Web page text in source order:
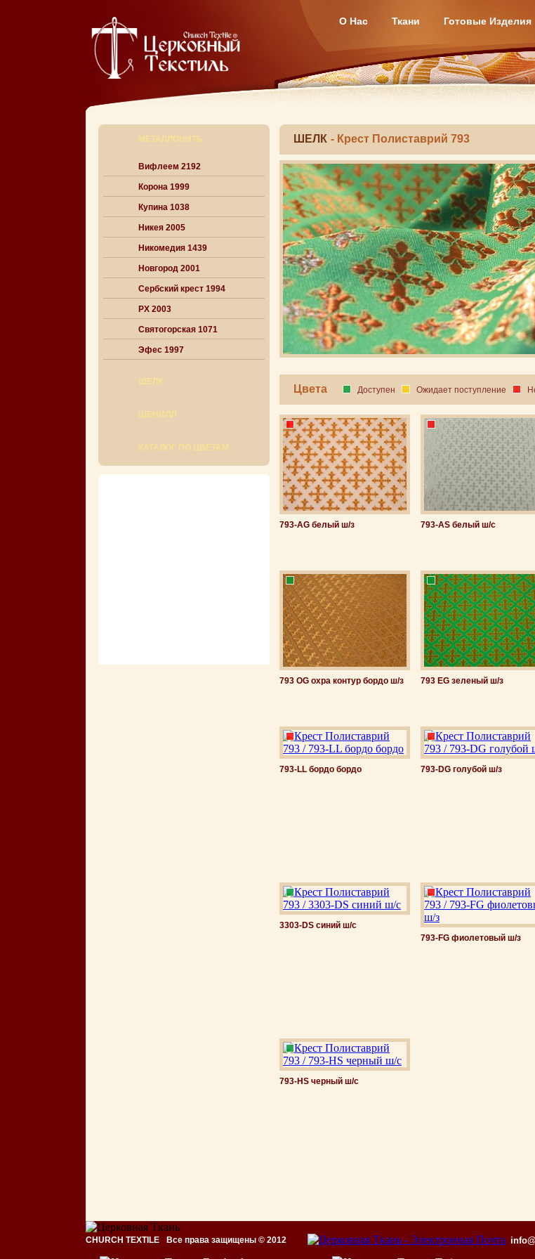
О Нас Ткани Готовые Изделия
МЕТАЛЛОНИТЬ
Вифлеем 2192
Корона 1999
Купина 1038
Никея 2005
Никомедия 1439
Новгород 2001
Сербский крест 1994
РХ 2003
Святогорская 1071
Эфес 1997
ШЕЛК
ШЕНИЛЛ
КАТАЛОГ ПО ЦВЕТАМ
ШЕЛК - Крест Полиставрий 793
Цвета Доступен Ожидает поступление
793-AG белый ш/з 793-AS белый ш/с
793 OG охра контур бордо ш/з 793 EG зеленый ш/з
793-LL бордо бордо 793-DG голубой ш/з
3303-DS синий ш/с
793-FG фиолетовый ш/з
793-HS черный ш/с
CHURCH TEXTILE Все права защищены © 2012